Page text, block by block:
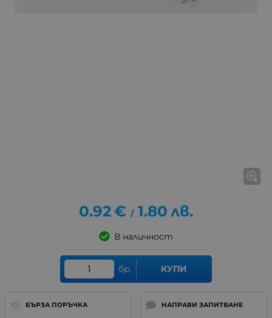
0.92€ / 1.80 лв.
В наличност
бр. КУПИ
БЪРЗА ПОРЪЧКА НАПРАВИ ЗАПИТВАНЕ